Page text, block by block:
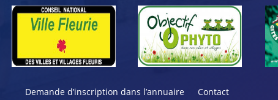
Demande d’inscription dans l’annuaire Contact